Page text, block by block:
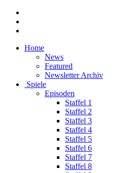
Home
News
Featured
Newsletter Archiv
Spiele
Episoden
Staffel 1
Staffel 2
Staffel 3
Staffel 4
Staffel 5
Staffel 6
Staffel 7
Staffel 8